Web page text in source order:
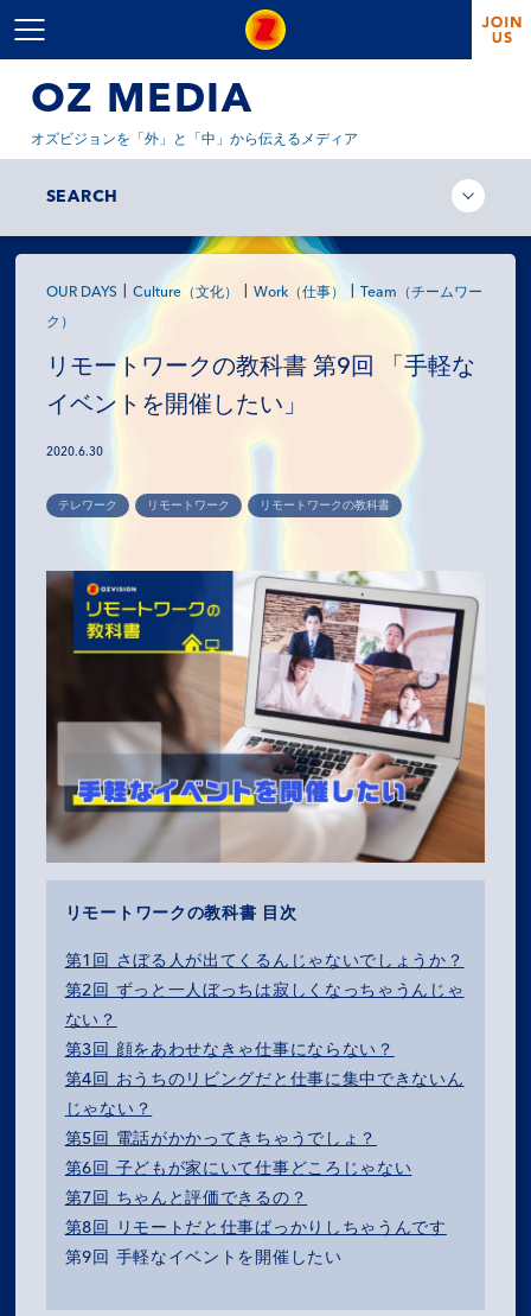
OZ MEDIA
オズビジョンを「外」と「中」から伝えるメディア
SEARCH
OUR DAYS Culture（文化） Work（仕事） Team（チームワー
ク）
リモートワークの教科書 第9回 「手軽な
イベントを開催したい」
2020.6.30
テレワーク リモートワーク リモートワークの教科書
リモートワークの教科書 目次
第1回 さぼる人が出てくるんじゃないでしょうか？
第2回 ずっと一人ぼっちは寂しくなっちゃうんじゃ
ない？
第3回 顔をあわせなきゃ仕事にならない？
第4回 おうちのリビングだと仕事に集中できないん
じゃない？
第5回 電話がかかってきちゃうでしょ？
第6回 子どもが家にいて仕事どころじゃない
第7回 ちゃんと評価できるの？
第8回 リモートだと仕事ばっかりしちゃうんです
第9回 手軽なイベントを開催したい